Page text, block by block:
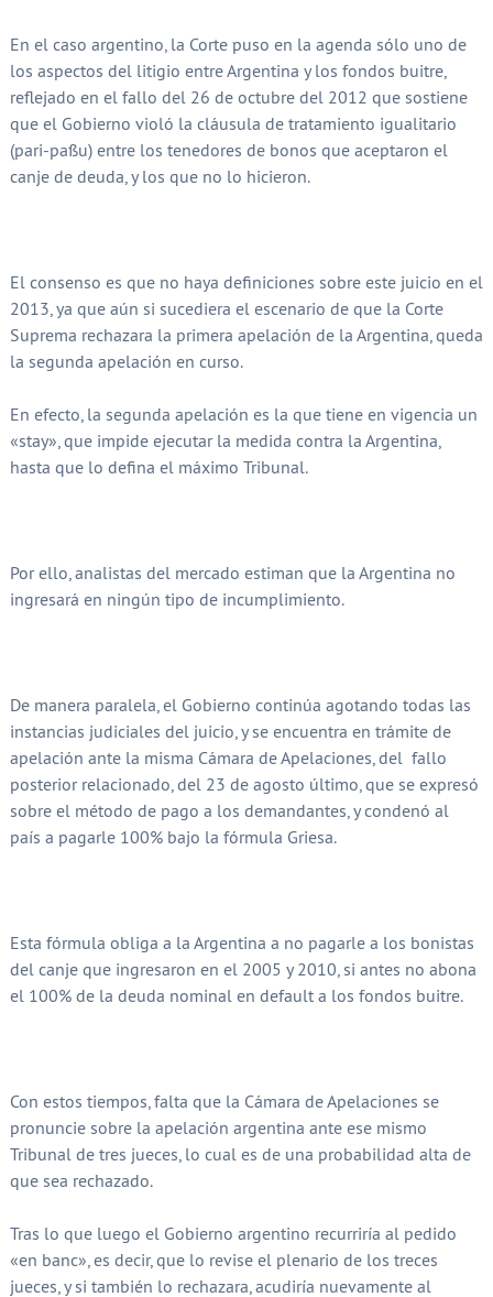
En el caso argentino, la Corte puso en la agenda sólo uno de
los aspectos del litigio entre Argentina y los fondos buitre,
reflejado en el fallo del 26 de octubre del 2012 que sostiene
que el Gobierno violó la cláusula de tratamiento igualitario
(pari-passu) entre los tenedores de bonos que aceptaron el
canje de deuda, y los que no lo hicieron.
El consenso es que no haya definiciones sobre este juicio en el
2013, ya que aún si sucediera el escenario de que la Corte
Suprema rechazara la primera apelación de la Argentina, queda
la segunda apelación en curso.
En efecto, la segunda apelación es la que tiene en vigencia un
«stay», que impide ejecutar la medida contra la Argentina,
hasta que lo defina el máximo Tribunal.
Por ello, analistas del mercado estiman que la Argentina no
ingresará en ningún tipo de incumplimiento.
De manera paralela, el Gobierno continúa agotando todas las
instancias judiciales del juicio, y se encuentra en trámite de
apelación ante la misma Cámara de Apelaciones, del fallo
posterior relacionado, del 23 de agosto último, que se expresó
sobre el método de pago a los demandantes, y condenó al
país a pagarle 100% bajo la fórmula Griesa.
Esta fórmula obliga a la Argentina a no pagarle a los bonistas
del canje que ingresaron en el 2005 y 2010, si antes no abona
el 100% de la deuda nominal en default a los fondos buitre.
Con estos tiempos, falta que la Cámara de Apelaciones se
pronuncie sobre la apelación argentina ante ese mismo
Tribunal de tres jueces, lo cual es de una probabilidad alta de
que sea rechazado.
Tras lo que luego el Gobierno argentino recurriría al pedido
«en banc», es decir, que lo revise el plenario de los treces
jueces, y si también lo rechazara, acudiría nuevamente al